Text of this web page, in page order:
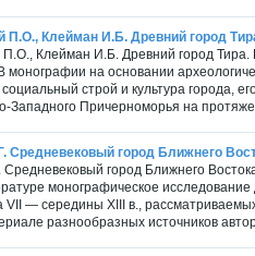
П.О., Клейман И.Б. Древний город
Клейман И.Б. Древний город Тира.
монографии на основании
строй и культура города,
Западного Причерноморья на
Средневековый город Ближнего
город Ближнего
монографическое
VII — середины XIII в.,
разнообразных источников автор